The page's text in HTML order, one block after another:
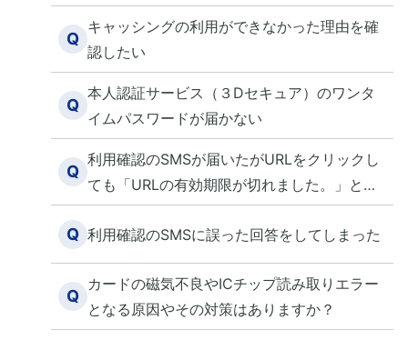
いですか？
Q
キャッシングの利用ができなかった理由を確
認したい
Q
本人認証サービス（３Dセキュア）のワンタ
イムパスワードが届かない
Q
利用確認のSMSが届いたがURLをクリックし
ても「URLの有効期限が切れました。」と表
示されてしまう。
Q 利用確認のSMSに誤った回答をしてしまった
Q
カードの磁気不良やICチップ読み取りエラー
となる原因やその対策はありますか？